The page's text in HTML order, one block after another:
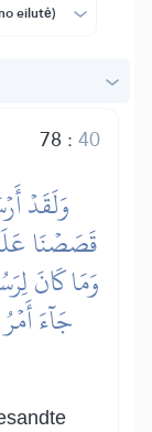
eilutė)
78 :40
وَلَقَدۡ
قَصَصۡنَا
وَمَا كَانَ
جَآءَ